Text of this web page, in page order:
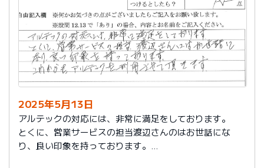
2025年5月13日
アルテックの対応には、非常に満足をしております。
とくに、営業サービスの担当渡辺さんのはお世話にな
り、良い印象を持っております。